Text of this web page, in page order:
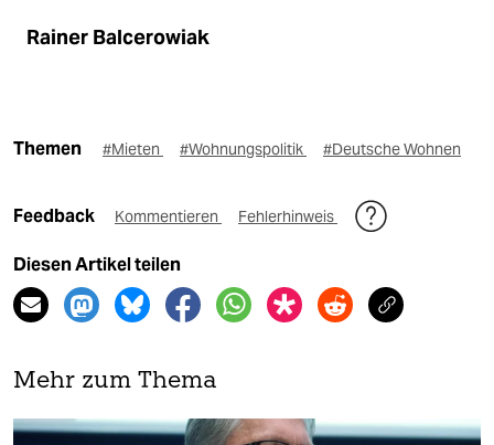
Rainer Balcerowiak
Themen #Mieten #Wohnungspolitik #Deutsche Wohnen
Feedback Kommentieren Fehlerhinweis
Diesen Artikel teilen
Mehr zum Thema